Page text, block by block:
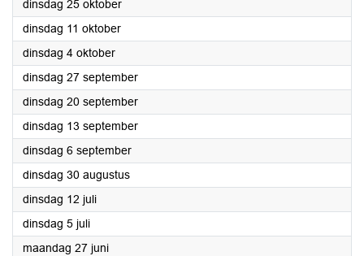
dinsdag 25 oktober2022
dinsdag 11 oktober2022
dinsdag 4 oktober2022
dinsdag 27 september2022
dinsdag 20 september2022
dinsdag 13 september2022
dinsdag 6 september2022
dinsdag 30 augustus2022
dinsdag 12 juli2022
dinsdag 5 juli2022
maandag 27 juni2022